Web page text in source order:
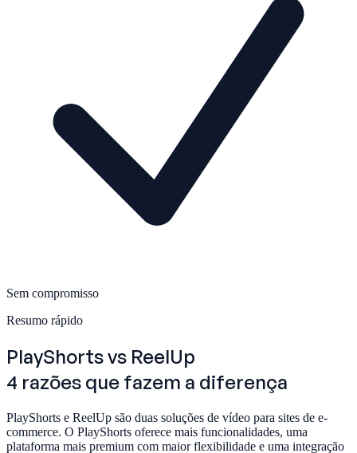
Sem compromisso
Resumo rápido
PlayShortsvs ReelUp
4 razões que fazem a diferença
PlayShorts e ReelUp são duas soluções de vídeo para sites de e-
commerce. O PlayShorts oferece mais funcionalidades, uma
plataforma mais premium com maior flexibilidade e uma integração